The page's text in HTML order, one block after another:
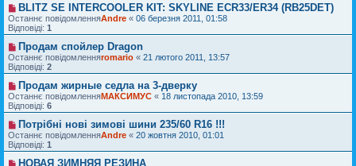
BLITZ SE INTERCOOLER KIT: SKYLINE ECR33/ER34 (RB25DET)
Останнє повідомленняAndre « 06 березня 2011, 01:58
Відповіді: 1
Продам спойлер Dragon
Останнє повідомленняromario « 21 лютого 2011, 13:57
Відповіді: 2
Продам жирные седла на 3-дверку
Останнє повідомленняМАКСИМУС « 18 листопада 2010, 13:59
Відповіді: 6
Потрібні нові зимові шини 235/60 R16 !!!
Останнє повідомленняAndre « 20 жовтня 2010, 01:01
Відповіді: 1
НОВАЯ ЗИМНЯЯ РЕЗИНА